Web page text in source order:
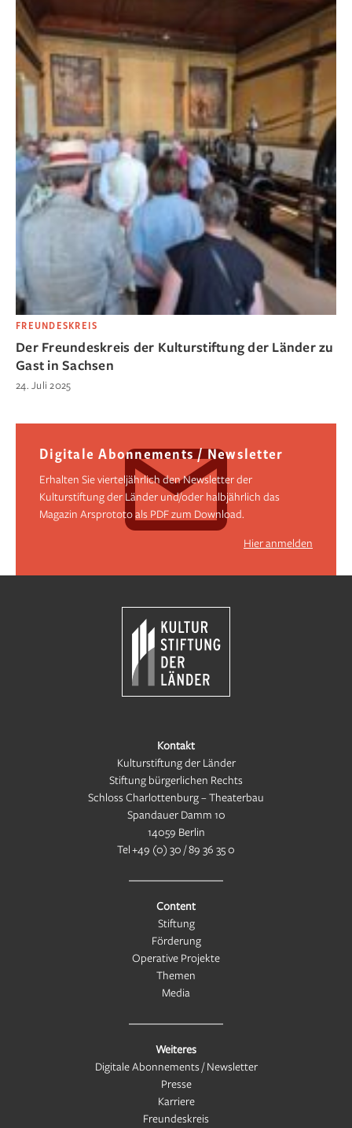
FREUNDESKREIS
Der Freundeskreis der Kulturstiftung der Länder zu
Gast in Sachsen
24. Juli 2025
Digitale Abonnements / Newsletter
Erhalten Sie vierteljährlich den Newsletter der
Kulturstiftung der Länder und/oder halbjährlich das
Magazin Arsprototo als PDF zum Download.
Hier anmelden
Kontakt
Kulturstiftung der Länder
Stiftung bürgerlichen Rechts
Schloss Charlottenburg – Theaterbau
Spandauer Damm 10
14059 Berlin
Tel+49 (0) 30 / 89 36 35 0
Content
Stiftung
Förderung
Operative Projekte
Themen
Media
Weiteres
Digitale Abonnements / Newsletter
Presse
Karriere
Freundeskreis